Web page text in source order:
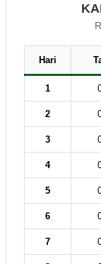
Hari
1
2
3
4
5
6
7